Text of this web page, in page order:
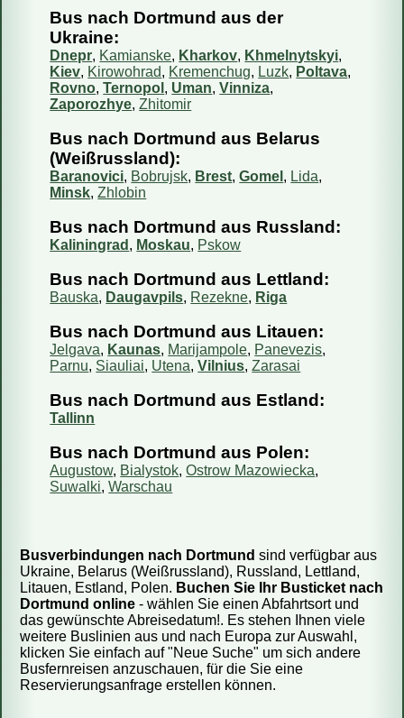
Wie kaufe ich ein Ticket?
Wie kann ich mein Ticket bezahlen?
Kann ich das Reisedatum ändern?
Wie storniere ich meine Reservierung?
Sind die Informationen auf Ihrer Webseite aktuell?
Wie viel Gepäck darf ich mitnehmen?
Kann ich einen bestimmten Sitzplatz reservieren?
Kann ich mit dem Bus ein Päckchen mitschicken?
Bus nach Dortmund aus der
Ukraine:
Dnepr, Kamianske, Kharkov, Khmelnytskyi,
Kiev, Kirowohrad, Kremenchug, Luzk, Poltava,
Rovno,Ternopol , Uman,Vinniza,
Zaporozhye,Zhitomir
Bus nach Dortmund aus Belarus
(Weißrussland):
Baranovici, Bobrujsk, Brest,Gomel , Lida,
Minsk,Zhlobin
Bus nach Dortmund aus Russland:
Kaliningrad , Moskau, Pskow
Bus nach Dortmund aus Lettland:
Bauska, Daugavpils, Rezekne, Riga
Bus nach Dortmund aus Litauen:
Jelgava, Kaunas, Marijampole, Panevezis,
Parnu, Siauliai, Utena,Vilnius,Zarasai
Bus nach Dortmund aus Estland:
Tallinn
Bus nach Dortmund aus Polen:
Augustow, Bialystok,Ostrow Mazowiecka,
Suwalki,Warschau
Busverbindungen nach Dortmund sind verfügbar aus
Ukraine, Belarus (Weißrussland), Russland, Lettland,
Litauen, Estland, Polen. Buchen Sie Ihr Busticket nach
Dortmund online - wählen Sie einen Abfahrtsort und
das gewünschte Abreisedatum!. Es stehen Ihnen viele
weitere Buslinien aus und nach Europa zur Auswahl,
klicken Sie einfach auf "Neue Suche" um sich andere
Busfernreisen anzuschauen, für die Sie eine
Reservierungsanfrage erstellen können.